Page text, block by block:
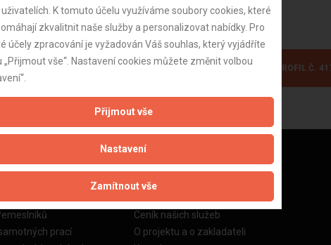
Vladislav K.
ZOBRAZIT PROFIL Č.
firmy
prací
Informace o nás
Ceník našich služeb
O projektu a o zakladateli
uživatelích. K tomuto účelu využíváme soubory cookies, které
zkvalitnit naše služby a personalizovat nabídky. Pro
účely zpracování je vyžadován Váš souhlas, který vyjádříte
„Přijmout vše“. Nastavení cookies můžete změnit volbou
Přijmout vše
Nastavení
Zamítnout vše